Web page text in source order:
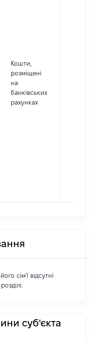
Кошти,
розміщені
на
банківських
рахунках
сім'ї відсутні
суб'єкта